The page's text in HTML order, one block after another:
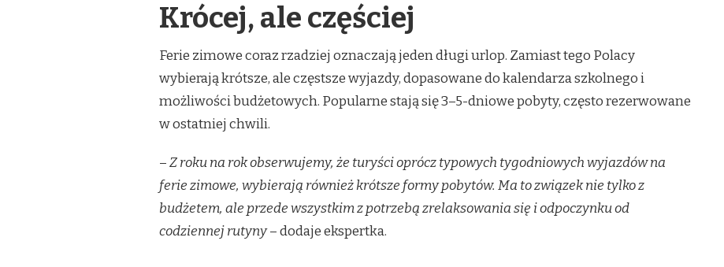
Krócej, ale częściej
Ferie zimowe coraz rzadziej oznaczają jeden długi urlop. Zamiast tego Polacy
wybierają krótsze, ale częstsze wyjazdy, dopasowane do kalendarza szkolnego i
możliwości budżetowych. Popularne stają się 3–5-dniowe pobyty, często rezerwowane
w ostatniej chwili.
–Z roku na rok obserwujemy, że turyści oprócz typowych tygodniowych wyjazdów na
ferie zimowe, wybierają również krótsze formy pobytów. Ma to związek nie tylko z
budżetem, ale przede wszystkim z potrzebą zrelaksowania się i odpoczynku od
codziennej rutyny– dodaje ekspertka.